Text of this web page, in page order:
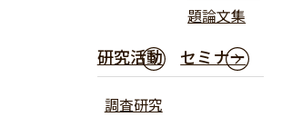
題論文集
研究活動
調査研究
セミナー